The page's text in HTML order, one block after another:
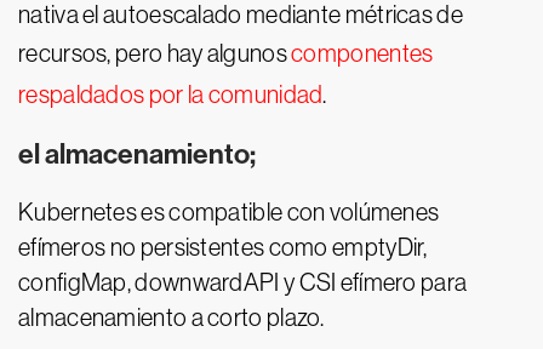
nativa el autoescalado mediante métricas de
recursos, pero hay algunoscomponentes
respaldados por la comunidad.
el almacenamiento;
Kubernetes es compatible con volúmenes
efímeros no persistentes como emptyDir,
configMap, downwardAPI y CSI efímero para
almacenamiento a corto plazo.